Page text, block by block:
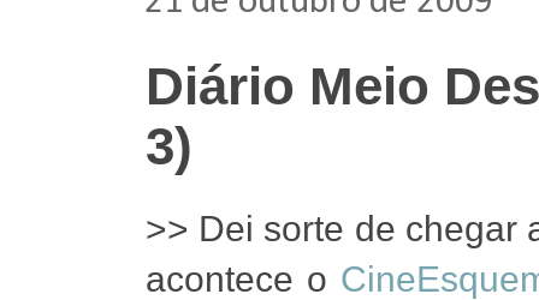
Diário Meio
3)
>> Dei sorte de chegar
acontece o